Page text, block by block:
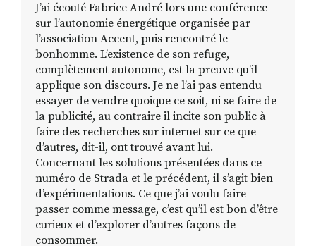
J’ai écouté Fabrice André lors une conférence
sur l’autonomie énergétique organisée par
l’association Accent, puis rencontré le
bonhomme. L’existence de son refuge,
complètement autonome, est la preuve qu’il
applique son discours. Je ne l’ai pas entendu
essayer de vendre quoique ce soit, ni se faire de
la publicité, au contraire il incite son public à
faire des recherches sur internet sur ce que
d’autres, dit-il, ont trouvé avant lui.
Concernant les solutions présentées dans ce
numéro de Strada et le précédent, il s’agit bien
d’expérimentations. Ce que j’ai voulu faire
passer comme message, c’est qu’il est bon d’être
curieux et d’explorer d’autres façons de
consommer.